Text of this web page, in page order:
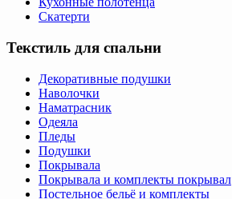
Скатерти
Текстиль для спальни
Декоративные подушки
Наволочки
Наматрасник
Одеяла
Пледы
Подушки
Покрывала
Покрывала и комплекты покрывал
Постельное бельё и комплекты